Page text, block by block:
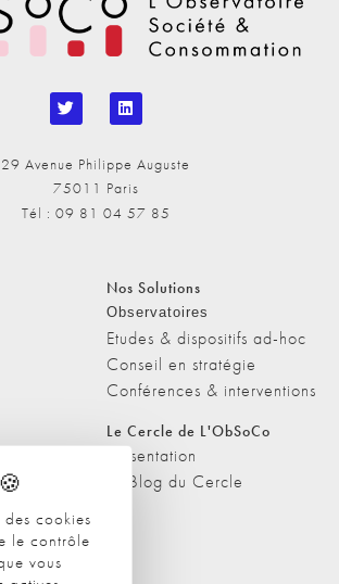
cookies
le contrôle
vous
29 Avenue Philippe Auguste
75011 Paris
Tél : 09 81 04 57 85
Nos Solutions
Observatoires
Etudes & dispositifs ad-hoc
Conseil en stratégie
Conférences & interventions
médias
Le Cercle de L'ObSoCo
Présentation
Le Blog du Cercle